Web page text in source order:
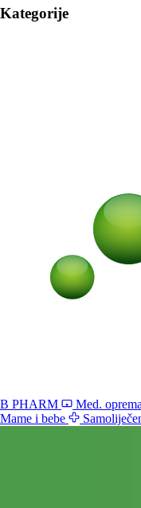
Kategorije
B PHARM Med. oprema
Mame i bebe